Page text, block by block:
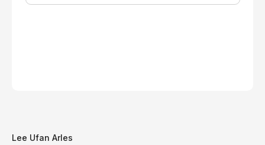
Lee Ufan Arles